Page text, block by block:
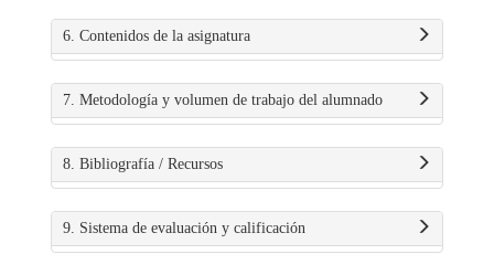
6. Contenidos de la asignatura
7. Metodología y volumen de trabajo del alumnado
8. Bibliografía / Recursos
9. Sistema de evaluación y calificación